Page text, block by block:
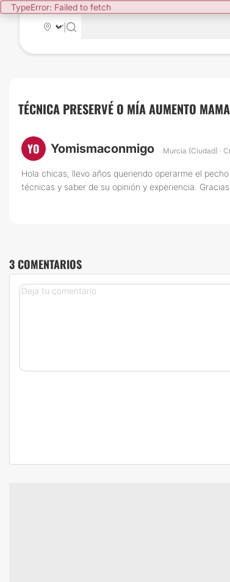
TypeError: Failed to fetch
|
TÉCNICA PRESERVÉ O MÍA AUMENTO
YO Yomismaconmigo Murcia (Ciudad) ·
Hola chicas, llevo años queriendo operarme el
técnicas y saber de su opinión y experiencia.
3 COMENTARIOS